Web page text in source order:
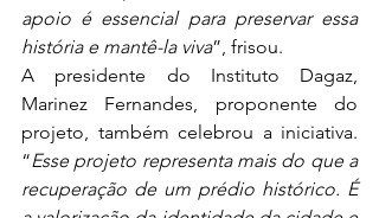
apoio é essencial para preservar essa
história e mantê-la viva”, frisou.
A presidente do Instituto Dagaz,
Marinez Fernandes, proponente do
projeto, também celebrou a iniciativa.
“Esse projeto representa mais do que a
recuperação de um prédio histórico. É